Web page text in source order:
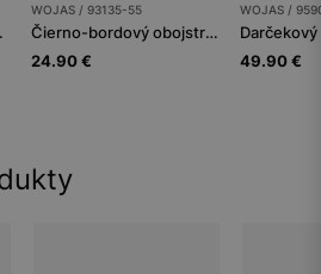
WOJAS / 93135-55
Čierno-bordový obojstranný dámsky opasok
24.90 €
WOJAS /
49.90 €